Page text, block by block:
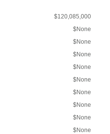
$120,085,000
$None
$None
$None
$None
$None
$None
$None
$None
$None